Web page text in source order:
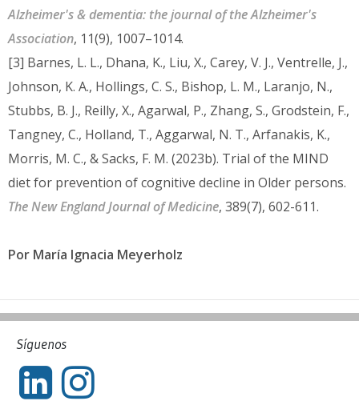
Alzheimer's & dementia: the journal of the Alzheimer's
Association, 11(9), 1007–1014.
[3] Barnes, L. L., Dhana, K., Liu, X., Carey, V. J., Ventrelle, J.,
Johnson, K. A., Hollings, C. S., Bishop, L. M., Laranjo, N.,
Stubbs, B. J., Reilly, X., Agarwal, P., Zhang, S., Grodstein, F.,
Tangney, C., Holland, T., Aggarwal, N. T., Arfanakis, K.,
Morris, M. C., & Sacks, F. M. (2023b). Trial of the MIND
diet for prevention of cognitive decline in Older persons.
The New England Journal of Medicine, 389(7), 602-611.
Por María Ignacia Meyerholz
Síguenos